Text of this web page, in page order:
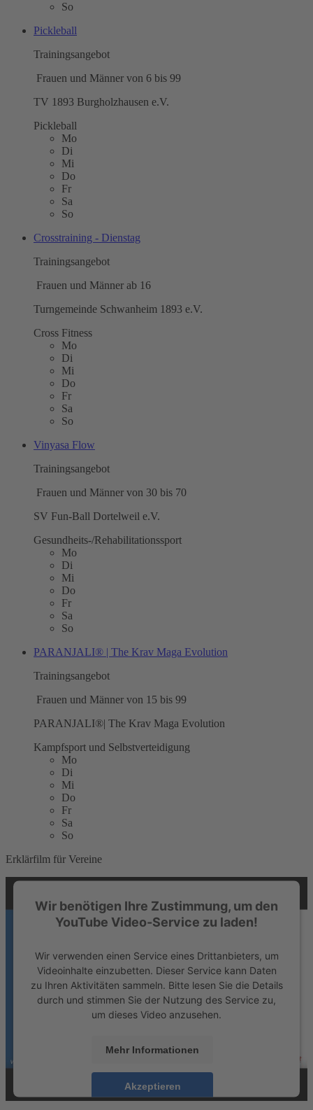
So
Pickleball
Trainingsangebot
Frauen und Männer von 6 bis 99
TV 1893 Burgholzhausen e.V.
Pickleball
Mo
Di
Mi
Do
Fr
Sa
So
Crosstraining - Dienstag
Trainingsangebot
Frauen und Männer ab 16
Turngemeinde Schwanheim 1893 e.V.
Cross Fitness
Mo
Di
Mi
Do
Fr
Sa
So
Vinyasa Flow
Trainingsangebot
Frauen und Männer von 30 bis 70
SV Fun-Ball Dortelweil e.V.
Gesundheits-/Rehabilitationssport
Mo
Di
Mi
Do
Fr
Sa
So
PARANJALI® | The Krav Maga Evolution
Trainingsangebot
Frauen und Männer von 15 bis 99
PARANJALI®| The Krav Maga Evolution
Kampfsport und Selbstverteidigung
Mo
Di
Mi
Do
Fr
Sa
So
Erklärfilm für Vereine
Wir benötigen Ihre Zustimmung, um den
YouTube Video-Service zu laden!
Wir verwenden einen Service eines Drittanbieters, um
Videoinhalte einzubetten. Dieser Service kann Daten
zu Ihren Aktivitäten sammeln. Bitte lesen Sie die Details
durch und stimmen Sie der Nutzung des Service zu,
um dieses Video anzusehen.
Mehr Informationen
Akzeptieren